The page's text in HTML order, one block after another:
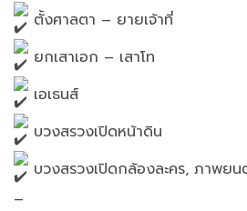
ตั้งศาลตา – ยายเจ้าที่
ยกเสาเอก – เสาโท
เอเธนส์
บวงสรวงเปิดหน้าดิน
บวงสรวงเปิดกล้องละคร, ภาพยน
–